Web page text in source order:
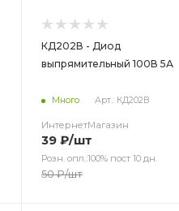
КД202В - Диод
выпрямительный 100В 5А
Много Арт.: КД202В
ИнтернетМагазин
39 ₽/шт
Розн. опл.:100% пост 10 дн.
50₽/шт